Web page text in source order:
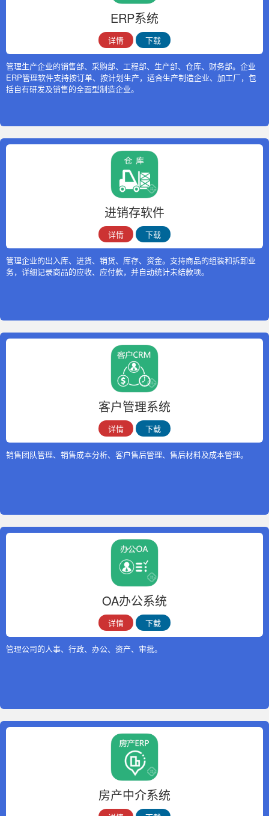
ERP系统
详情 下载
管理生产企业的销售部、采购部、工程部、生产部、仓库、财务部。企业
ERP管理软件支持按订单、按计划生产，适合生产制造企业、加工厂，包
括自有研发及销售的全面型制造企业。
进销存软件
详情 下载
管理企业的出入库、进货、销货、库存、资金。支持商品的组装和拆卸业
务，详细记录商品的应收、应付款，并自动统计未结款项。
客户管理系统
详情 下载
销售团队管理、销售成本分析、客户售后管理、售后材料及成本管理。
OA办公系统
详情 下载
管理公司的人事、行政、办公、资产、审批。
房产中介系统